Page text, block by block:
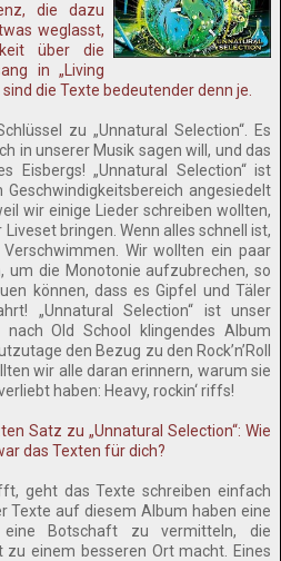
die dazu
weglasst,
über die
in „Living
die Texte bedeutender denn je.
zu „Unnatural Selection“. Es
in unserer Musik sagen will, und das
„Unnatural Selection“ ist
angesiedelt
wir einige Lieder schreiben wollten,
bringen. Wenn alles schnell ist,
Wir wollten ein paar
um die Monotonie aufzubrechen, so
können, dass es Gipfel und Täler
„Unnatural Selection“ ist unser
Old School klingendes Album
den Bezug zu den Rock’n’Roll
wir alle daran erinnern, warum sie
haben: Heavy, rockin‘ riffs!
Satz zu „Unnatural Selection“: Wie
das Texten für dich?
geht das Texte schreiben einfach
Texte auf diesem Album haben eine
eine Botschaft zu vermitteln, die
einem besseren Ort macht. Eines